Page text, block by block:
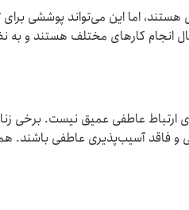
اما این می‌تواند پوششی برای
انجام کارهای مختلف هستند و به
ارتباط عاطفی عمیق نیست. برخی
و فاقد آسیب‌پذیری عاطفی باشند.